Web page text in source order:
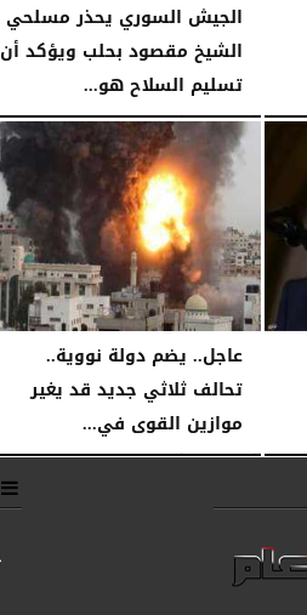
الجيش السوري يحذر مسلحي
الشيخ مقصود بحلب ويؤكد أن
تسليم السلاح هو...
السبت، 10 يناير 2026 06:38 صـ
عاجل.. يضم دولة نووية..
تحالف ثلاثي جديد قد يغير
موازين القوى في...
السبت، 10 يناير 2026 06:36 صـ